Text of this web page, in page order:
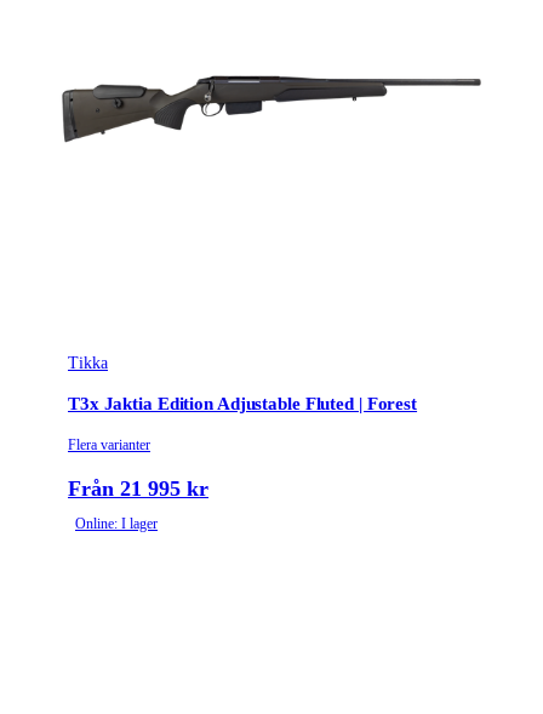
Tikka
T3x Jaktia Edition Adjustable Fluted | Forest
Flera varianter
Från 21 995 kr
Online: I lager